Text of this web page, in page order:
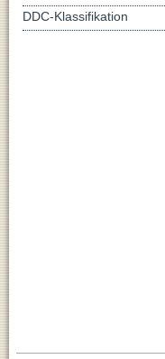
DDC-Klassifikation